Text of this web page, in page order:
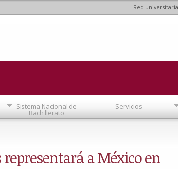
Red universitaria
Sistema Nacional de
Bachillerato
Servicios
representará a México en